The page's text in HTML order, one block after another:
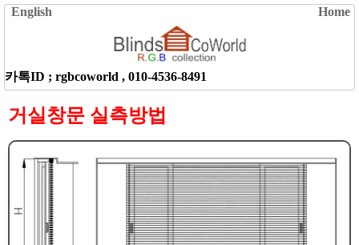
English Home
카톡ID ; rgbcoworld , 010-4536-8491
거실창문 실측방법